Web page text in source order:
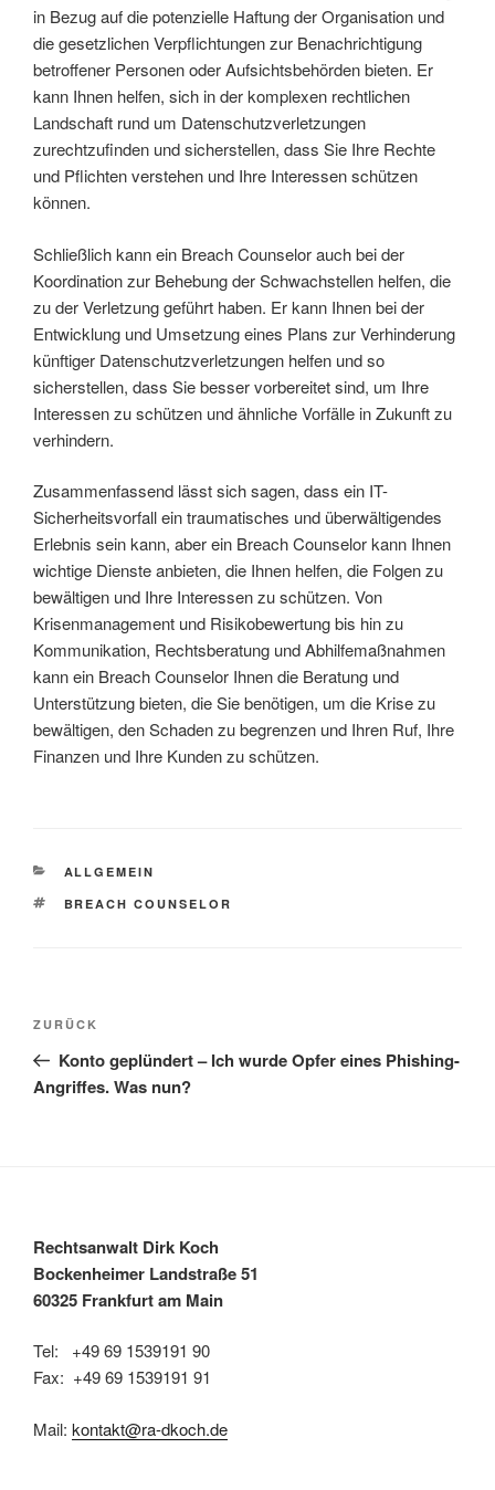
in Bezug auf die potenzielle Haftung der Organisation und
die gesetzlichen Verpflichtungen zur Benachrichtigung
betroffener Personen oder Aufsichtsbehörden bieten. Er
kann Ihnen helfen, sich in der komplexen rechtlichen
Landschaft rund um Datenschutzverletzungen
zurechtzufinden und sicherstellen, dass Sie Ihre Rechte
und Pflichten verstehen und Ihre Interessen schützen
können.
Schließlich kann ein Breach Counselor auch bei der
Koordination zur Behebung der Schwachstellen helfen, die
zu der Verletzung geführt haben. Er kann Ihnen bei der
Entwicklung und Umsetzung eines Plans zur Verhinderung
künftiger Datenschutzverletzungen helfen und so
sicherstellen, dass Sie besser vorbereitet sind, um Ihre
Interessen zu schützen und ähnliche Vorfälle in Zukunft zu
verhindern.
Zusammenfassend lässt sich sagen, dass ein IT-
Sicherheitsvorfall ein traumatisches und überwältigendes
Erlebnis sein kann, aber ein Breach Counselor kann Ihnen
wichtige Dienste anbieten, die Ihnen helfen, die Folgen zu
bewältigen und Ihre Interessen zu schützen. Von
Krisenmanagement und Risikobewertung bis hin zu
Kommunikation, Rechtsberatung und Abhilfemaßnahmen
kann ein Breach Counselor Ihnen die Beratung und
Unterstützung bieten, die Sie benötigen, um die Krise zu
bewältigen, den Schaden zu begrenzen und Ihren Ruf, Ihre
Finanzen und Ihre Kunden zu schützen.
KATEGORIEN
ALLGEMEIN
SCHLAGWÖRTER
BREACH COUNSELOR
Beitragsnavigation
Vorheriger
Beitrag
ZURÜCK
Konto geplündert – Ich wurde Opfer eines Phishing-
Angriffes. Was nun?
Rechtsanwalt Dirk Koch
Bockenheimer Landstraße 51
60325 Frankfurt am Main
Tel: +49 69 1539191 90
Fax: +49 69 1539191 91
Mail: kontakt@ra-dkoch.de